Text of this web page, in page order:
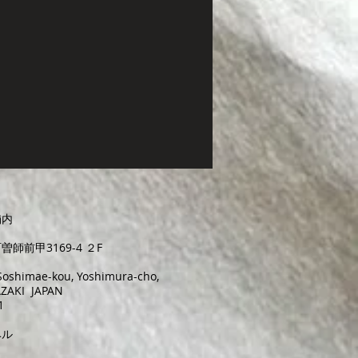
師前甲3169-4 ２F
kou, Yoshimura-cho,
JAPAN